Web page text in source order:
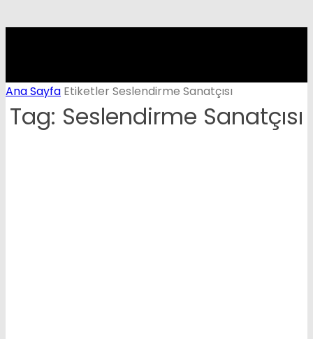
Ana Sayfa Etiketler Seslendirme Sanatçısı
Tag: Seslendirme Sanatçısı